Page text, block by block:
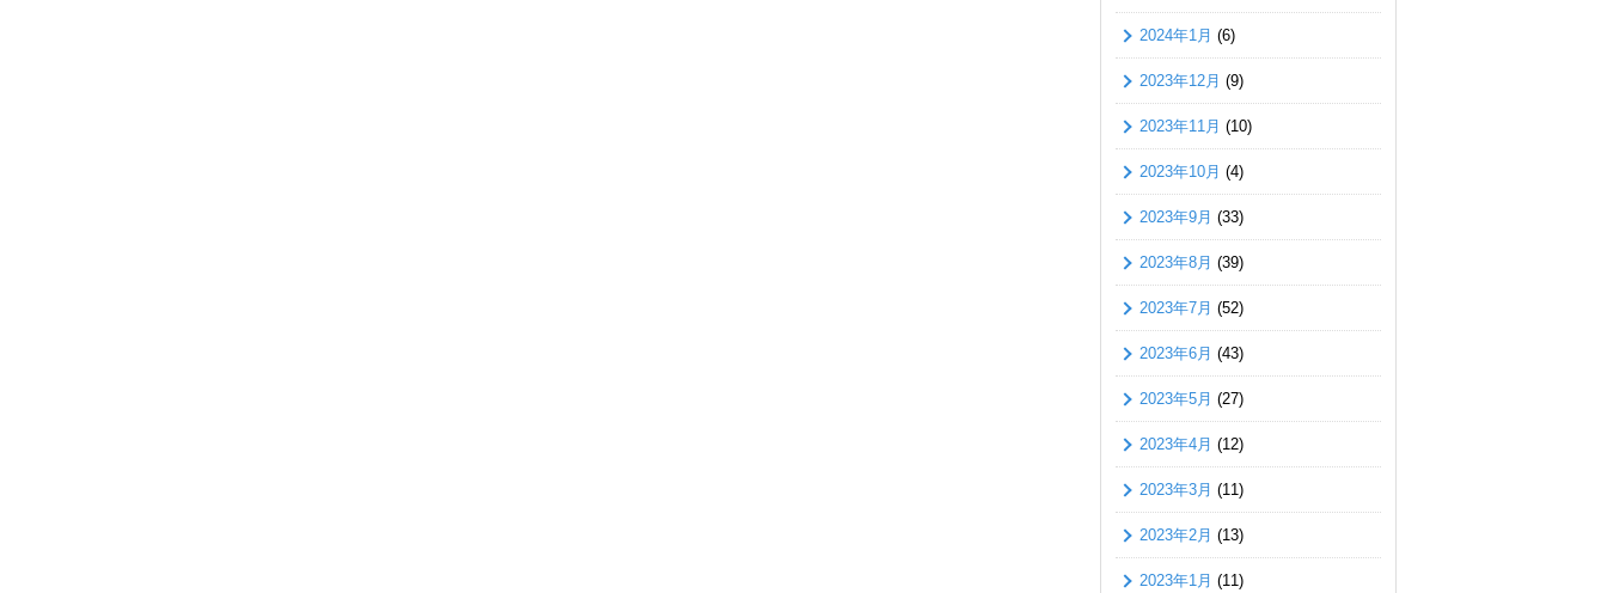
2024年1月 (6)
2023年12月 (9)
2023年11月 (10)
2023年10月 (4)
2023年9月 (33)
2023年8月 (39)
2023年7月 (52)
2023年6月 (43)
2023年5月 (27)
2023年4月 (12)
2023年3月 (11)
2023年2月 (13)
2023年1月 (11)